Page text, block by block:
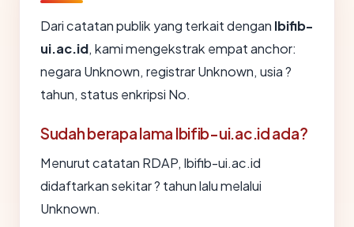
Dari catatan publik yang terkait dengan lbifib-
ui.ac.id, kami mengekstrak empat anchor:
negara Unknown, registrar Unknown, usia ?
tahun, status enkripsi No.
Sudah berapa lama lbifib-ui.ac.id ada?
Menurut catatan RDAP, lbifib-ui.ac.id
didaftarkan sekitar ? tahun lalu melalui
Unknown.